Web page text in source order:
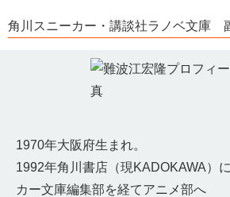
角川スニーカー・講談社ラノベ文庫
1970年大阪府生まれ。
1992年角川書店（現KADOKAWA）
カー文庫編集部を経てアニメ部へ